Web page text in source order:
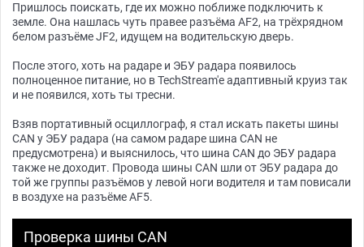
Пришлось поискать, где их можно поближе подключить к
земле. Она нашлась чуть правее разъёма AF2, на трёхрядном
белом разъёме JF2, идущем на водительскую дверь.
После этого, хоть на радаре и ЭБУ радара появилось
полноценное питание, но в TechStream'e адаптивный круиз так
и не появился, хоть ты тресни.
Взяв портативный осциллограф, я стал искать пакеты шины
CAN у ЭБУ радара (на самом радаре шина CAN не
предусмотрена) и выяснилось, что шина CAN до ЭБУ радара
также не доходит. Провода шины CAN шли от ЭБУ радара до
той же группы разъёмов у левой ноги водителя и там повисали
в воздухе на разъёме AF5.
Проверка шины CAN